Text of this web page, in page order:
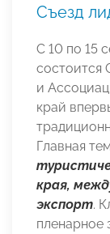
Съезд
С 10 по 15
и
край
Главная
края,
экспорт.
пленарное